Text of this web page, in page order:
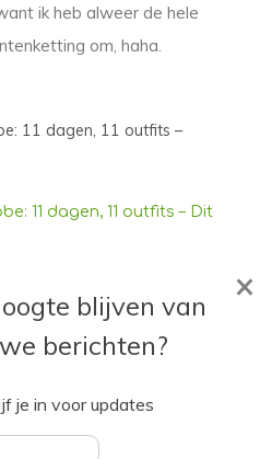
ik heb alweer de hele
om, haha.
11 dagen, 11 outfits –
11 dagen, 11 outfits – Dit
blijven van
berichten?
je in voor updates
×